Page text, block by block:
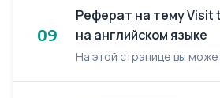
09
Реферат на тему Visit
на английском языке